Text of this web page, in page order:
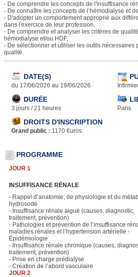
- De comprendre les concepts de l'insuffisance
- De connaître les concepts de l’hémodialyse et
- D'adopter un comportement approprié aux
dans l'exercice de leur profession,
- De comprendre et analyser les critères de
hémodialyse et/ou HDF,
- De sélectionner et utiliser les outils nécessaires
qualité.
DATE(S)
du 17/06/2026 au 19/06/2026
DURÉE
3 jours / 21 heures Paris
DROITS D'INSCRIPTION
Grand public : 1170 €uros
PROGRAMME
JOUR 1
INSUFFISANCE RÉNALE
- Rappel d’anatomie, de physiologie et du
hydrosodé
- Insuffisance rénale aiguë (causes, diagnostic,
traitement, prévention)
- Pathologies et prévention de l’insuffisance
maladies rénales et l’hypertension artérielle -
Épidémiologie
- Insuffisance rénale chronique (causes,
traitement, prévention)
- Prise en charge prédialyse
- Création de l’abord vasculaire
JOUR 2